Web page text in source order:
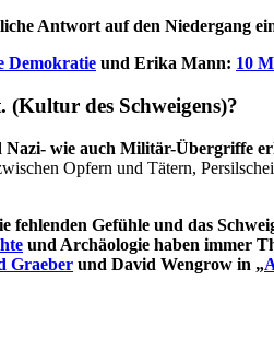
Antwort auf den Niedergang
Demokratie und Erika Mann: 10
des Schweigens)?
Nazi- wie auch Militär-Übergriffe
Opfern und Tätern,
fehlenden Gefühle und das
und Archäologie haben immer
Graeber und David Wengrow in „